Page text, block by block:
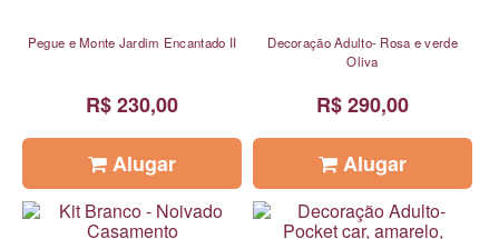
Pegue e Monte Jardim Encantado II
R$ 230,00
Alugar
Decoração Adulto- Rosa e verde
Oliva
R$ 290,00
Alugar